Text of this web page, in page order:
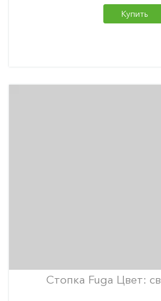
Купить
Стопка Fuga Цвет: